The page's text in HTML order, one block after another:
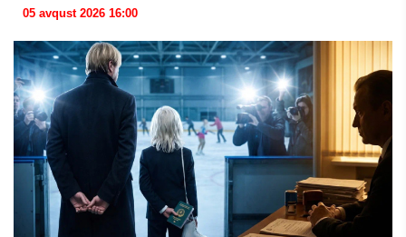
05 avqust 2026 16:00